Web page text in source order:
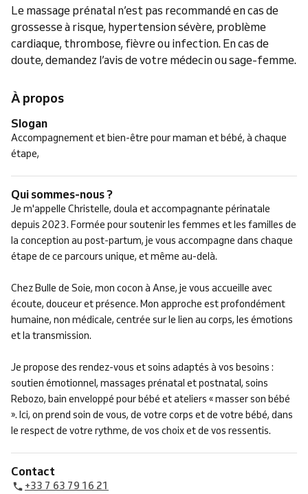
Le massage prénatal n’est pas recommandé en cas de
grossesse à risque, hypertension sévère, problème
cardiaque, thrombose, fièvre ou infection. En cas de
doute, demandez l’avis de votre médecin ou sage-femme.
À propos
Slogan
Accompagnement et bien-être pour maman et bébé, à chaque
étape,
Qui sommes-nous ?
Je m'appelle Christelle, doula et accompagnante périnatale
depuis 2023. Formée pour soutenir les femmes et les familles de
la conception au post-partum, je vous accompagne dans chaque
étape de ce parcours unique, et même au-delà.
Chez Bulle de Soie, mon cocon à Anse, je vous accueille avec
écoute, douceur et présence. Mon approche est profondément
humaine, non médicale, centrée sur le lien au corps, les émotions
et la transmission.
Je propose des rendez-vous et soins adaptés à vos besoins :
soutien émotionnel, massages prénatal et postnatal, soins
Rebozo, bain enveloppé pour bébé et ateliers « masser son bébé
». Ici, on prend soin de vous, de votre corps et de votre bébé, dans
le respect de votre rythme, de vos choix et de vos ressentis.
Contact
+33 7 63 79 16 21